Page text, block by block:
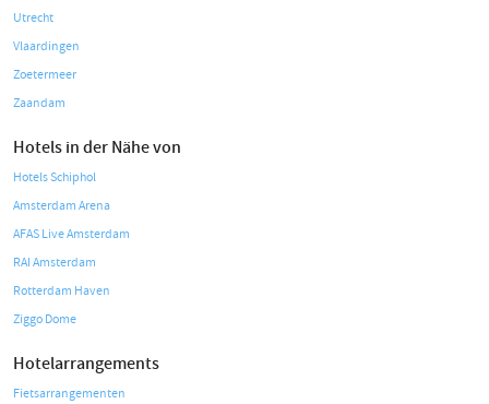
Utrecht
Vlaardingen
Zoetermeer
Zaandam
Hotels in der Nähe von
Hotels Schiphol
Amsterdam Arena
AFAS Live Amsterdam
RAI Amsterdam
Rotterdam Haven
Ziggo Dome
Hotelarrangements
Fietsarrangementen